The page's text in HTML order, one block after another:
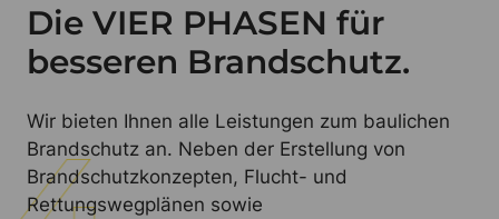
Die VIER PHASEN für
besseren Brandschutz.
Wir bieten Ihnen alle Leistungen zum baulichen
Brandschutz an. Neben der Erstellung von
Brandschutzkonzepten, Flucht- und
Rettungswegplänen sowie